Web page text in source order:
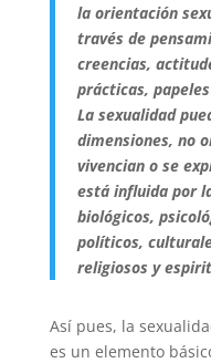
la orientación
través de
creencias,
prácticas,
La sexualidad
dimensiones, no
vivencian o se
está influida por
biológicos,
políticos,
religiosos y
Así pues, la
es un elemento